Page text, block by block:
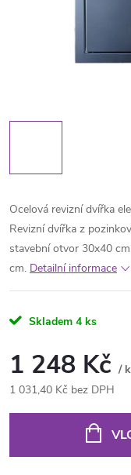
Ocelová revizní dvířka
Revizní dvířka z
stavební otvor 30x40
cm. Detailní informace
Skladem 4 ks
1 248 Kč /
1 031,40 Kč bez DPH